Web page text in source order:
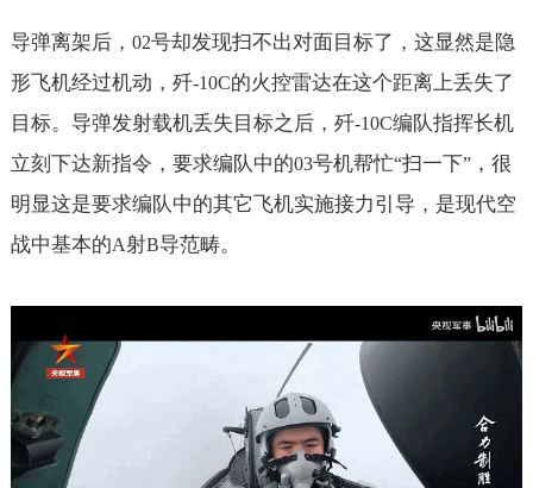
导弹离架后， 02号却发现扫不出对面目标了，这显然是隐
形飞机经过机动，歼-10C的火控雷达在这个距离上丢失了
目标。导弹发射载机丢失目标之后，歼-10C编队指挥长机
立刻下达新指令，要求编队中的03号机帮忙“扫一下”，很
明显这是要求编队中的其它飞机实施接力引导，是现代空
战中基本的A射B导范畴。